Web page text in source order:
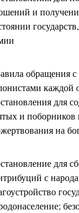
и
обращения
каждой
для
и поборников
на
для
с